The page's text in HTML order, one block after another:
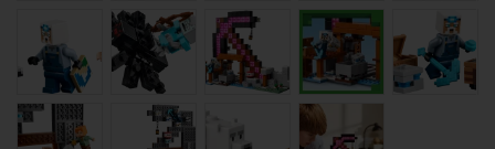
Classic
Creator
Disney™